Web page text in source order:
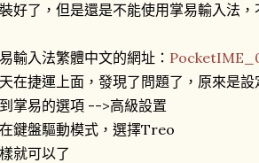
好了，但是還是不能使用掌易輸入法，
輸入法繁體中文的網址：
在捷運上面，發現了問題了，原來是
掌易的選項 -->高級設置
鍵盤驅動模式 ，選擇Treo
就可以了